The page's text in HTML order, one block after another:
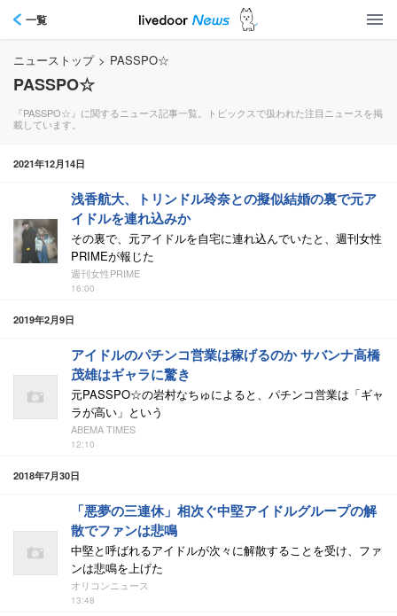
一覧
ニューストップ > PASSPO☆
PASSPO☆
『PASSPO☆』に関するニュース記事一覧。トピックスで扱われた注目ニュースを掲
載しています。
2021年12月14日
浅香航大、トリンドル玲奈との擬似結婚の裏で元ア
イドルを連れ込みか
その裏で、元アイドルを自宅に連れ込んでいたと、週刊女性
PRIMEが報じた
週刊女性PRIME
16:00
2019年2月9日
アイドルのパチンコ営業は稼げるのか サバンナ高橋
茂雄はギャラに驚き
元PASSPO☆の岩村なちゅによると、パチンコ営業は「ギャ
ラが高い」という
ABEMA TIMES
12:10
2018年7月30日
「悪夢の三連休」相次ぐ中堅アイドルグループの解
散でファンは悲鳴
中堅と呼ばれるアイドルが次々に解散することを受け、ファ
ンは悲鳴を上げた
オリコンニュース
13:48